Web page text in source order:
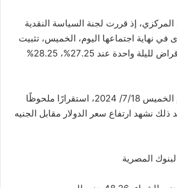
المركزي، إذ قررت لجنة السياسة النقدية
في نهاية اجتماعها اليوم، الخميس، تثبيت
سعرى عائد الإيداع والإقراض لليلة واحدة عند 27.25%، 28.25%
شهد سعر الدولار اليوم الخميس 7/18/ 2024، استقرارًا ملحوظًا
ذلك نشهد ارتفاع سعر الدولار مقابل الجنيه
المصرية